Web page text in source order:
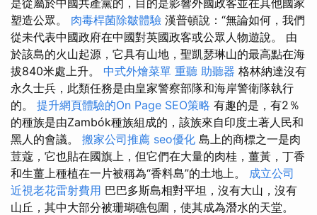
是從屬於中國共產黨的，目的是影響外國政客並在其他國家
塑造公眾。 肉毒桿菌除皺體驗 漢普頓說：“無論如何，我們
從未代表中國政府在中國對英國政客或公眾人物遊說。 由
於該島的火山起源，它具有山地，聖凱瑟琳山的最高點在海
拔840米處上升。 中式外燴菜單 重聽 助聽器 格林納達沒有
永久士兵，此類任務是由皇家警察部隊和海岸警衛隊執行
的。 提升網頁體驗的On Page SEO策略 有趣的是，有2％
的種族是由Zambók種族組成的，該族來自印度土著人民和
黑人的會議。 搬家公司推薦 seo優化 島上的商標之一是肉
荳蔻，它也貼在國旗上，但它們在大量的肉桂，薑黃，丁香
和生薑上種植在一片被稱為“香料島”的土地上。 成立公司
近視老花雷射費用 巴巴多斯島相對平坦，沒有大山，沒有
山丘，其中大部分被珊瑚礁包圍，使其成為潛水的天堂。